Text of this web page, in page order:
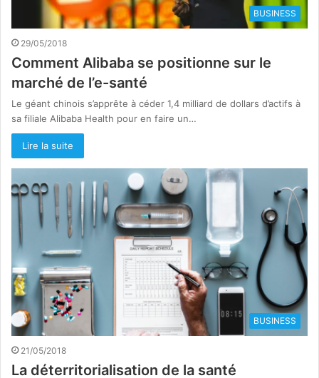
BUSINESS
29/05/2018
Comment Alibaba se positionne sur le
marché de l’e-santé
Le géant chinois s’apprête à céder 1,4 milliard de dollars d’actifs à
sa filiale Alibaba Health pour en faire un…
Lire la suite
BUSINESS
21/05/2018
La déterritorialisation de la santé